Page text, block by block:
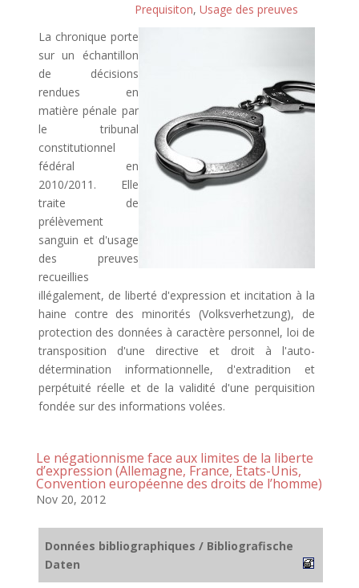
Prequisiton, Usage des preuves
La chronique porte
sur un échantillon
de décisions
rendues en
matière pénale par
le tribunal
constitutionnel
fédéral en
2010/2011. Elle
traite de
prélèvement
sanguin et d'usage
des preuves
recueillies
illégalement, de liberté d'expression et incitation à la
haine contre des minorités (Volksverhetzung), de
protection des données à caractère personnel, loi de
transposition d'une directive et droit à l'auto-
détermination informationnelle, d'extradition et
perpétuité réelle et de la validité d'une perquisition
fondée sur des informations volées.
Le négationnisme face aux limites de la liberte
d’expression (Allemagne, France, Etats-Unis,
Convention européenne des droits de l’homme)
Nov 20, 2012
Données bibliographiques / Bibliografische
Daten